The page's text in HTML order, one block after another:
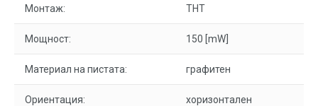
Монтаж: THT
Мощност: 150 [mW]
Материал на пистата: графитен
Ориентация: хоризонтален